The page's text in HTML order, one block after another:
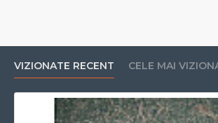
VIZIONATE RECENT CELE MAI